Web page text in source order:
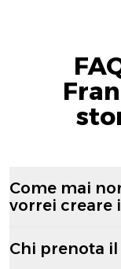
Come mai
vorrei creare
Chi prenota il